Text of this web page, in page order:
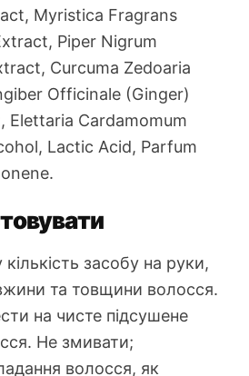
Myristica Fragrans
Piper Nigrum
Curcuma Zedoaria
Officinale (Ginger)
Elettaria Cardamomum
Lactic Acid, Parfum
засобу на руки,
та товщини волосся.
на чисте підсушене
Не змивати;
волосся, як